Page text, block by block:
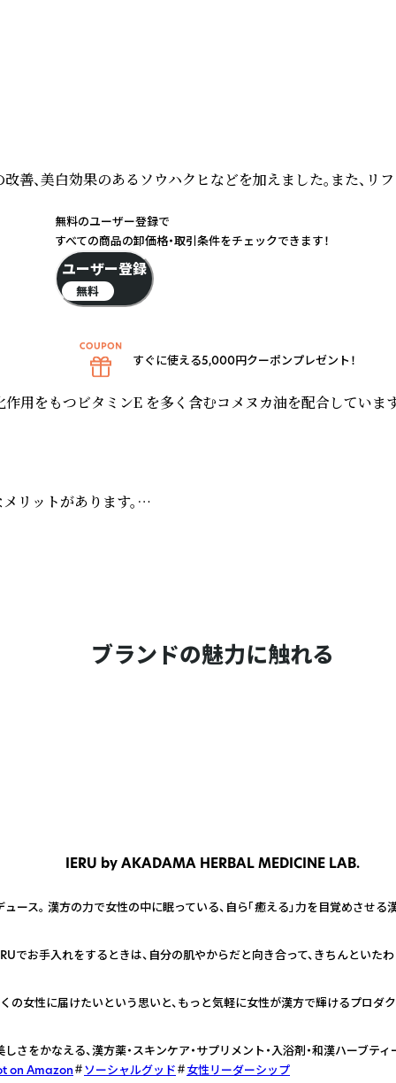
、美白効果のあるソウハクヒなどを加えました。また、リ
用をもつビタミンE を多く含むコメヌカ油を配合しています
リットがあります。
ブランドの魅力に触れる
IERU by AKADAMA HERBAL MEDICINE LAB.
ース。 漢方の力で女性の中に眠っている、自ら「癒える」力を目覚めさせる
でお手入れをするときは、自分の肌やからだと向き合って、きちんといたわ
くの女性に届けたいという思いと、もっと気軽に女性が漢方で輝けるプロダ
さをかなえる、漢方薬・スキンケア・サプリメント・入浴剤・和漢ハーブティ
on Amazon
ソーシャルグッド 女性リーダーシップ
無料のユーザー登録で
すべての商品の卸価格・取引条件をチェックできます！
ユーザー登録
無料
すぐに使える5,000円クーポンプレゼント！